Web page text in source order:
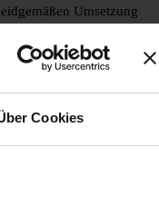
Cookies
Umsetzung